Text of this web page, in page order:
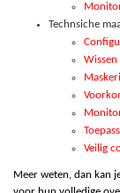
Technsiche
Veilig
Meer weten, dan kan